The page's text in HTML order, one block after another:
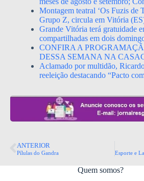
Montagem teatral ‘Os Fuzis de
Grupo Z, circula em Vitória
Grande Vitória terá gratuidade
compartilhadas em dois
CONFIRA A
DESSA SEMANA NA
Aclamado por multidão,
reeleição destacando “Pacto
ANTERIOR
Pílulas do Gandra
Quem somos?